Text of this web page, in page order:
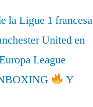
la Ligue 1 francesa
United en
League
Y